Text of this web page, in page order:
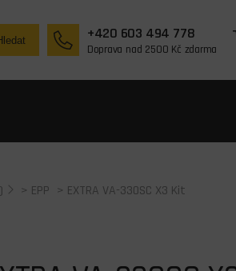
+420 603 494 778
Doprava nad 2500 Kč zdarma
> EPP > EXTRA VA-330SC X3 Kit